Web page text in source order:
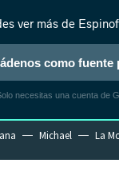
REALITY ANIME
Michael La
ver más de
como fuente
necesitas una cuenta de